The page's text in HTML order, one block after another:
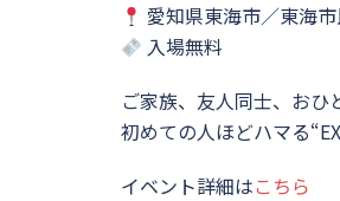
愛知県東海市／東海
入場無料
ご家族、友人同士、おひ
初めての人ほどハマる
イベント詳細はこちら